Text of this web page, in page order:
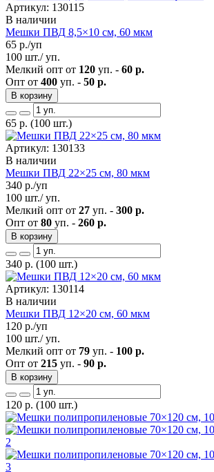
Артикул: 130115
В наличии
Мешки ПВД 8,5×10 см, 60 мкм
65 р./уп
100 шт./ уп.
Мелкий опт от 120 уп. - 60 р.
Опт от 400 уп. - 50 р.
В корзину
65 р. (100 шт.)
Артикул: 130133
В наличии
Мешки ПВД 22×25 см, 80 мкм
340 р./уп
100 шт./ уп.
Мелкий опт от 27 уп. - 300 р.
Опт от 80 уп. - 260 р.
В корзину
340 р. (100 шт.)
Артикул: 130114
В наличии
Мешки ПВД 12×20 см, 60 мкм
120 р./уп
100 шт./ уп.
Мелкий опт от 79 уп. - 100 р.
Опт от 215 уп. - 90 р.
В корзину
120 р. (100 шт.)